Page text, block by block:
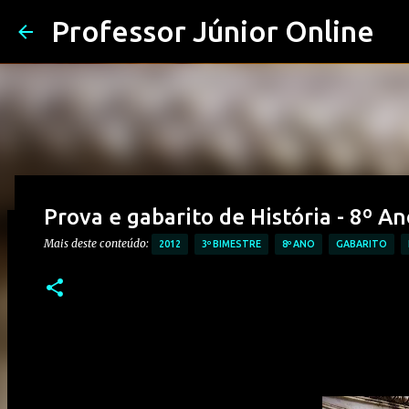
Professor Júnior Online
Prova de História – Primeiro
Ensino Médio
Prova e gabarito de História - 8º
Mais deste conteúdo: 2012 3º BIMESTRE 8º ANO GABARITO